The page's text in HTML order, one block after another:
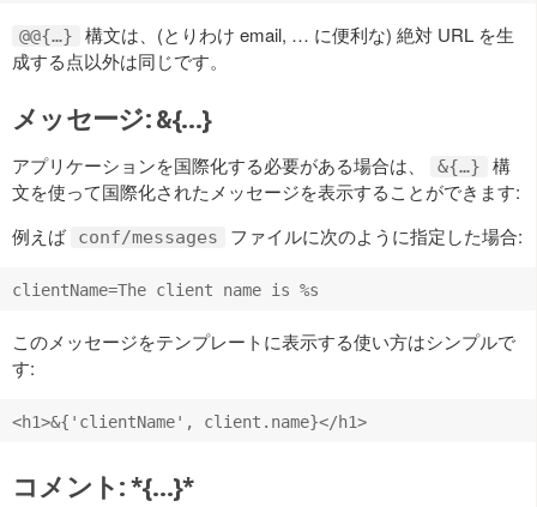
@@{…}
構文は、(とりわけ email, … に便利な) 絶対 URL を生
成する点以外は同じです。
メッセージ: &{…}
アプリケーションを国際化する必要がある場合は、 &{…}
構
文を使って国際化されたメッセージを表示することができます:
例えば conf/messages ファイルに次のように指定した場合:
このメッセージをテンプレートに表示する使い方はシンプルで
す:
コメント: *{…}*